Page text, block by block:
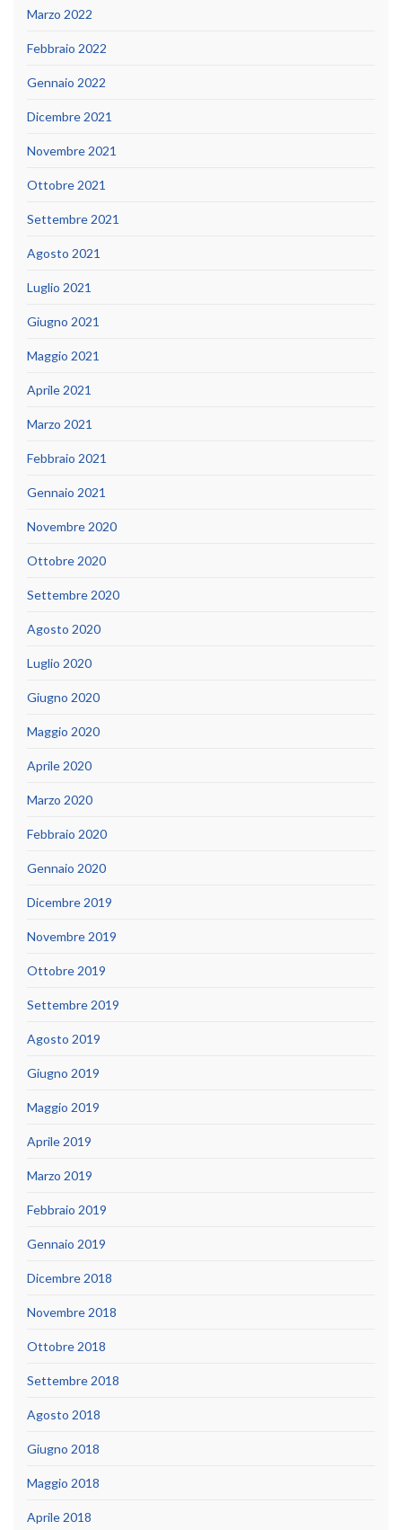
Marzo 2022
Febbraio 2022
Gennaio 2022
Dicembre 2021
Novembre 2021
Ottobre 2021
Settembre 2021
Agosto 2021
Luglio 2021
Giugno 2021
Maggio 2021
Aprile 2021
Marzo 2021
Febbraio 2021
Gennaio 2021
Novembre 2020
Ottobre 2020
Settembre 2020
Agosto 2020
Luglio 2020
Giugno 2020
Maggio 2020
Aprile 2020
Marzo 2020
Febbraio 2020
Gennaio 2020
Dicembre 2019
Novembre 2019
Ottobre 2019
Settembre 2019
Agosto 2019
Giugno 2019
Maggio 2019
Aprile 2019
Marzo 2019
Febbraio 2019
Gennaio 2019
Dicembre 2018
Novembre 2018
Ottobre 2018
Settembre 2018
Agosto 2018
Giugno 2018
Maggio 2018
Aprile 2018